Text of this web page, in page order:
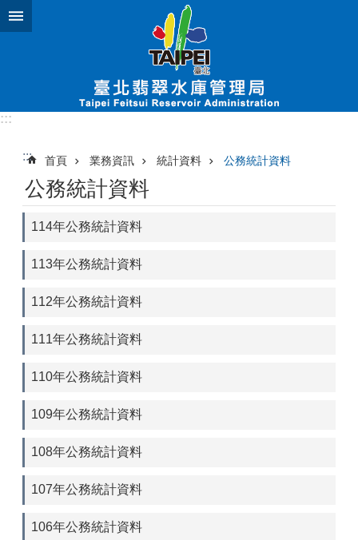
跳到主要內容區塊
:::
::: 首頁 業務資訊 統計資料 公務統計資料
公務統計資料
114年公務統計資料
113年公務統計資料
112年公務統計資料
111年公務統計資料
110年公務統計資料
109年公務統計資料
108年公務統計資料
107年公務統計資料
106年公務統計資料